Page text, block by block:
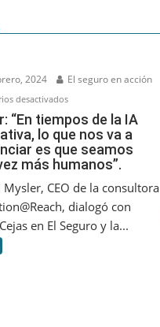
2024 El seguro en acción
desactivadosen
Mysler:
“En
tiempos
de
la
IA
Generativa,
lo
“En tiempos de la IA
lo que nos va a
es que seamos
más humanos”.
Mysler, CEO de la consultora
dialogó con
en El Seguro y la...